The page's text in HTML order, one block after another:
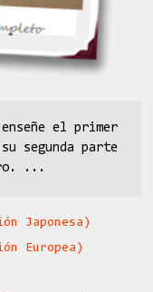
el primer
segunda parte
...
Japonesa)
Europea)